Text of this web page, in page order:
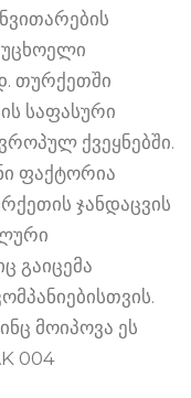
თურქეთში
საფასური
ქვეყნებში.
ფაქტორია
ჯანდაცვის
გაიცემა
მოიპოვა ეს
004